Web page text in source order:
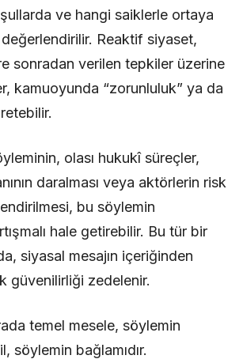
ve hangi saiklerle ortaya
değerlendirilir. Reaktif siyaset,
sonradan verilen tepkiler üzerine
kamuoyunda “zorunluluk” ya da
olası hukukî süreçler,
daralması veya aktörlerin risk
bu söylemin
hale getirebilir. Bu tür bir
siyasal mesajın içeriğinden
güvenilirliği zedelenir.
temel mesele, söylemin
söylemin bağlamıdır.